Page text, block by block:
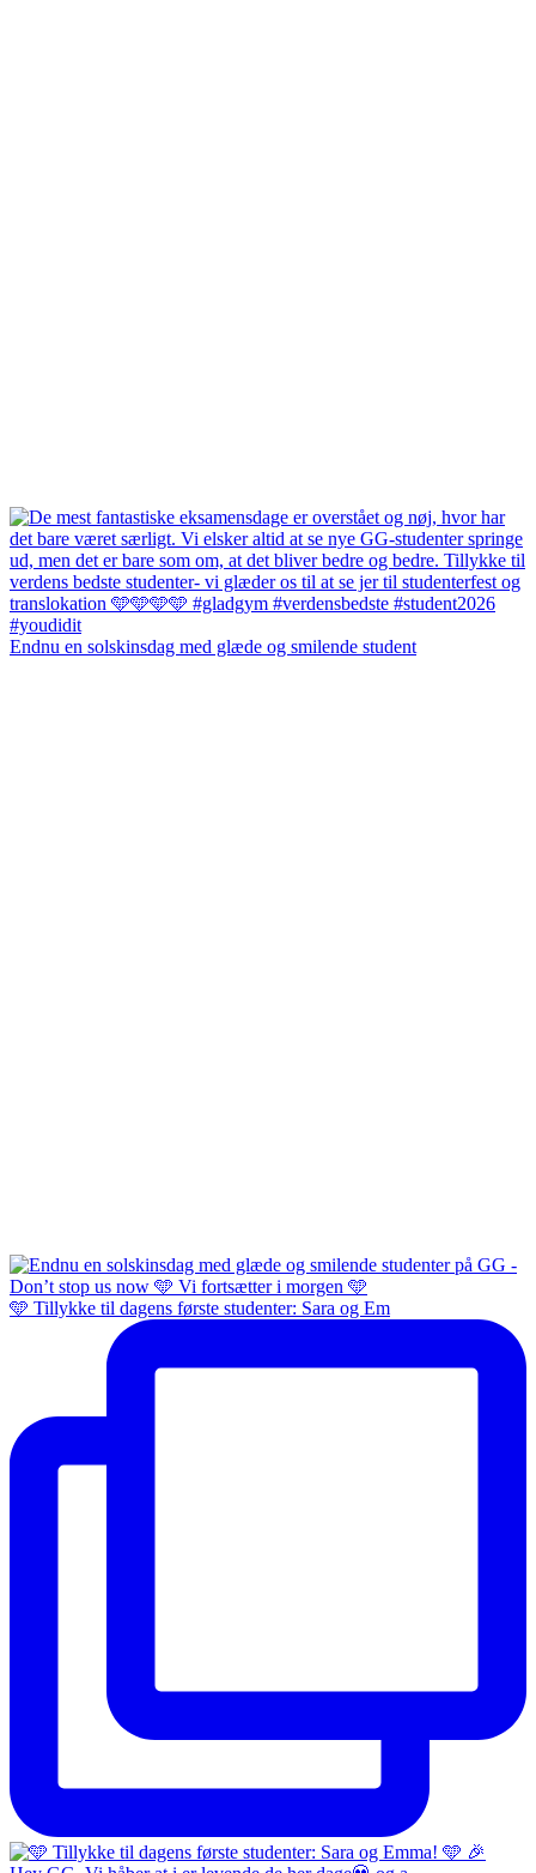
Endnu en solskinsdag med glæde og smilende student
🩵 Tillykke til dagens første studenter: Sara og Em